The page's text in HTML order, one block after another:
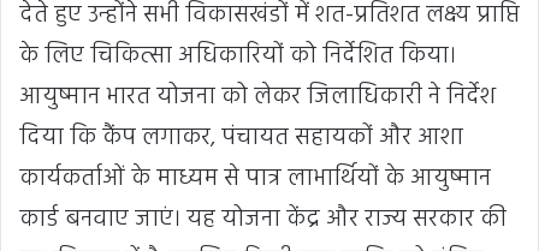
देते हुए उन्होंने सभी विकासखंडों में शत-प्रतिशत लक्ष्य प्राप्ति
के लिए चिकित्सा अधिकारियों को निर्देशित किया।
आयुष्मान भारत योजना को लेकर जिलाधिकारी ने निर्देश
दिया कि कैंप लगाकर, पंचायत सहायकों और आशा
कार्यकर्ताओं के माध्यम से पात्र लाभार्थियों के आयुष्मान
कार्ड बनवाए जाएं। यह योजना केंद्र और राज्य सरकार की